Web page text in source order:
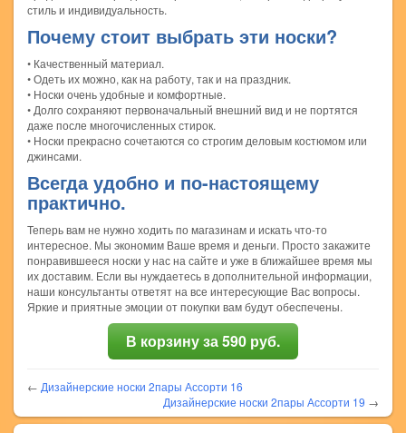
стиль и индивидуальность.
Почему стоит выбрать эти носки?
• Качественный материал.
• Одеть их можно, как на работу, так и на праздник.
• Носки очень удобные и комфортные.
• Долго сохраняют первоначальный внешний вид и не портятся
даже после многочисленных стирок.
• Носки прекрасно сочетаются со строгим деловым костюмом или
джинсами.
Всегда удобно и по-настоящему
практично.
Теперь вам не нужно ходить по магазинам и искать что-то
интересное. Мы экономим Ваше время и деньги. Просто закажите
понравившееся носки у нас на сайте и уже в ближайшее время мы
их доставим. Если вы нуждаетесь в дополнительной информации,
наши консультанты ответят на все интересующие Вас вопросы.
Яркие и приятные эмоции от покупки вам будут обеспечены.
В корзину за 590 руб.
← Дизайнерские носки 2пары Ассорти 16
Дизайнерские носки 2пары Ассорти 19 →